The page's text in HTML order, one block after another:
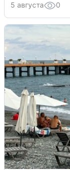
5 августа 0